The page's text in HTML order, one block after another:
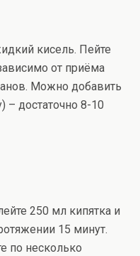
кисель. Пейте
от приёма
Можно добавить
– достаточно 8-10
250 мл кипятка и
15 минут.
по несколько